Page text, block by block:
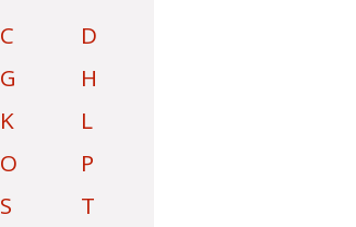
C
D
G
H
K
L
O
P
S
T